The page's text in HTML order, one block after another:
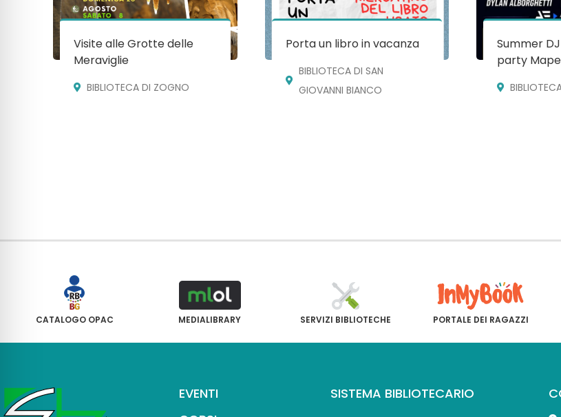
Visite alle Grotte delle
Meraviglie
BIBLIOTECA DI ZOGNO
Porta un libro in vacanza
BIBLIOTECA DI SAN
GIOVANNI BIANCO
Summer
party
CATALOGO OPAC MEDIALIBRARY SERVIZI BIBLIOTECHE PORTALE DEI RAGAZZI
EVENTI
SISTEMA BIBLIOTECARIO